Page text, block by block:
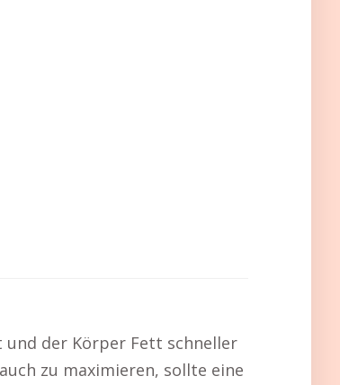
und der Körper Fett schneller
zu maximieren, sollte eine